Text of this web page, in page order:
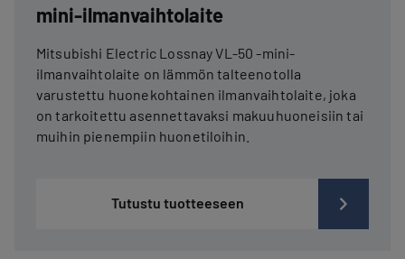
mini-ilmanvaihtolaite
Mitsubishi Electric Lossnay VL-50 -mini-
ilmanvaihtolaite on lämmön talteenotolla
varustettu huonekohtainen ilmanvaihtolaite, joka
on tarkoitettu asennettavaksi makuuhuoneisiin tai
muihin pienempiin huonetiloihin.
Tutustu tuotteeseen